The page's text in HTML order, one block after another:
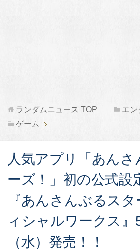
ランダムニュース TOP
エン
ゲーム
人気アプリ「あんさ
ーズ！」初の公式設
『あんさんぶるス
ィシャルワークス』
（水）発売！！